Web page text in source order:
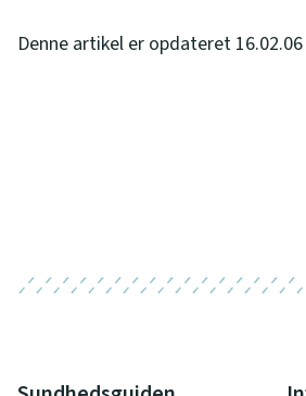
Denne artikel er opdateret 16.02.06